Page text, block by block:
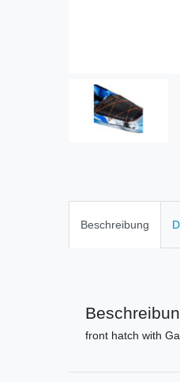
Beschreibung
front hatch with